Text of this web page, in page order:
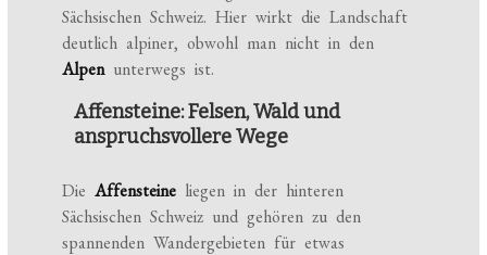
Sächsischen Schweiz. Hier wirkt die Landschaft
deutlich alpiner, obwohl man nicht in den
Alpenunterwegs ist.
Affensteine: Felsen, Wald und
anspruchsvollere Wege
DieAffensteine liegen in der hinteren
Sächsischen Schweiz und gehören zu den
spannenden Wandergebieten für etwas